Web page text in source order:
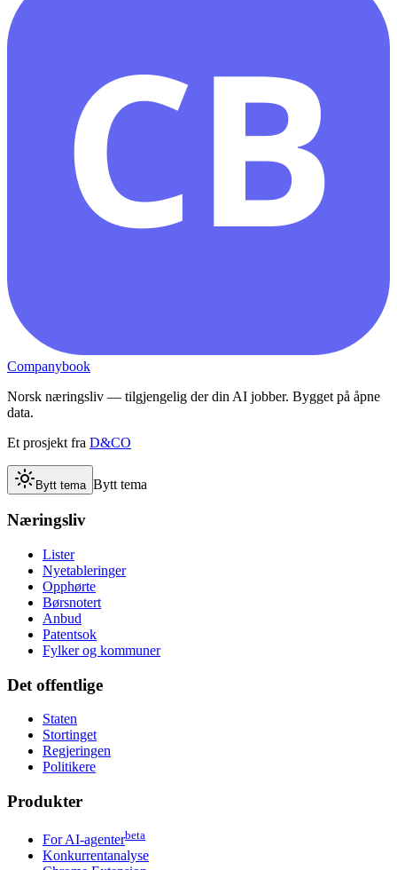
CB
Companybook
Norsk næringsliv — tilgjengelig der din AI jobber. Bygget på åpne
data.
Et prosjekt fra D&CO
Bytt tema Bytt tema
Næringsliv
Lister
Nyetableringer
Opphørte
Børsnotert
Anbud
Patentsok
Fylker og kommuner
Det offentlige
Staten
Stortinget
Regjeringen
Politikere
Produkter
For AI-agenterbeta
Konkurrentanalyse